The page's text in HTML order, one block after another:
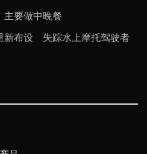
主要做中晚餐
新布设 失踪水上摩托驾驶者